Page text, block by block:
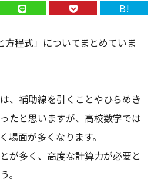
B!
方程式」についてまとめていま
、補助線を引くことやひらめき
たと思いますが、高校数学では
場面が多くなります。
が多く、高度な計算力が必要と
。